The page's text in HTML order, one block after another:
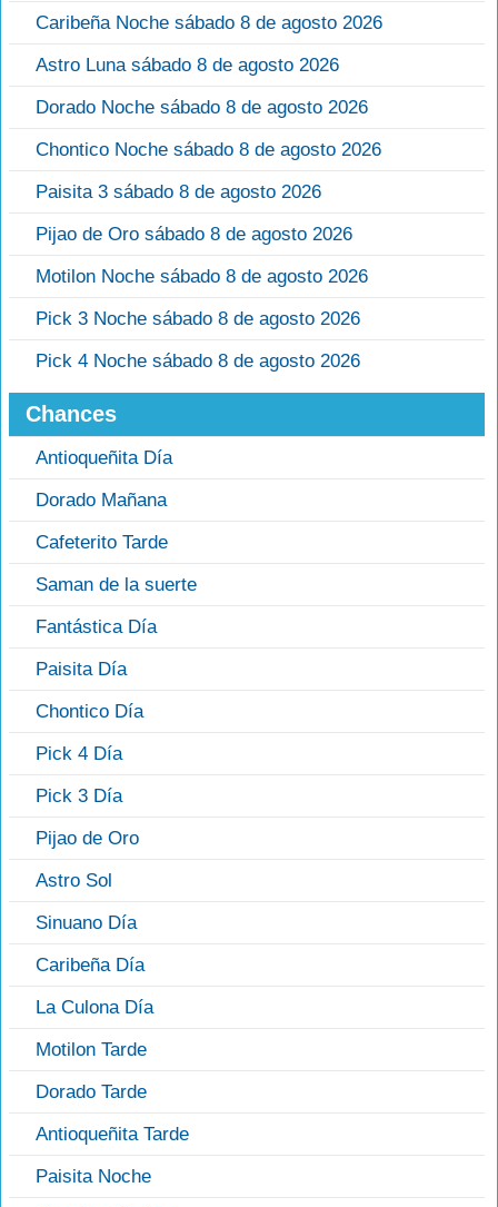
Caribeña Noche sábado 8 de agosto 2026
Astro Luna sábado 8 de agosto 2026
Dorado Noche sábado 8 de agosto 2026
Chontico Noche sábado 8 de agosto 2026
Paisita 3 sábado 8 de agosto 2026
Pijao de Oro sábado 8 de agosto 2026
Motilon Noche sábado 8 de agosto 2026
Pick 3 Noche sábado 8 de agosto 2026
Pick 4 Noche sábado 8 de agosto 2026
Chances
Antioqueñita Día
Dorado Mañana
Cafeterito Tarde
Saman de la suerte
Fantástica Día
Paisita Día
Chontico Día
Pick 4 Día
Pick 3 Día
Pijao de Oro
Astro Sol
Sinuano Día
Caribeña Día
La Culona Día
Motilon Tarde
Dorado Tarde
Antioqueñita Tarde
Paisita Noche